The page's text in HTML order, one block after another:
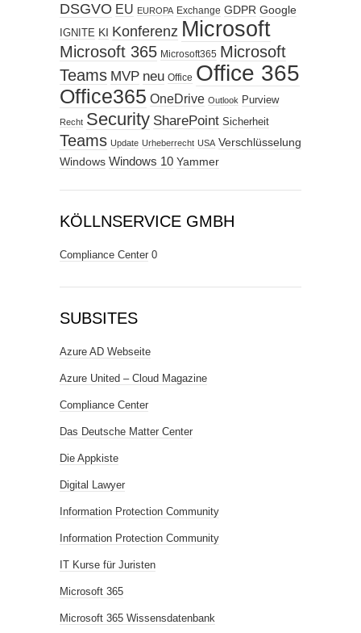
DSGVO EU EUROPA Exchange GDPR Google
IGNITE KI Konferenz Microsoft
Microsoft 365 Microsoft365 Microsoft
Teams MVP neu Office Office 365
Office365 OneDrive Outlook Purview
Recht Security SharePoint Sicherheit
Teams Update Urheberrecht USA Verschlüsselung
Windows Windows 10 Yammer
KÖLLNSERVICE GMBH
Compliance Center 0
SUBSITES
Azure AD Webseite
Azure United – Cloud Magazine
Compliance Center
Das Deutsche Matter Center
Die Appkiste
Digital Lawyer
Information Protection Community
Information Protection Community
IT Kurse für Juristen
Microsoft 365
Microsoft 365 Wissensdatenbank